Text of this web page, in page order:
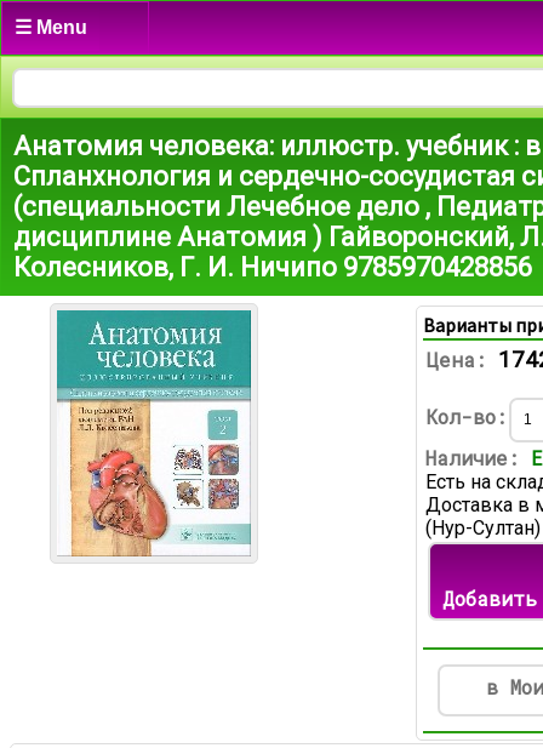
☰ Menu
Анатомия человека: иллюстр. учебник : в
Спланхнология и сердечно-сосудистая
(специальности Лечебное дело ,
дисциплине Анатомия ) Гайворонский,
Колесников, Г. И. Ничипо 9785970428856
Варианты
Цена:
Кол-во:
Наличие:
Есть на
Доставка в
(Нур-
в